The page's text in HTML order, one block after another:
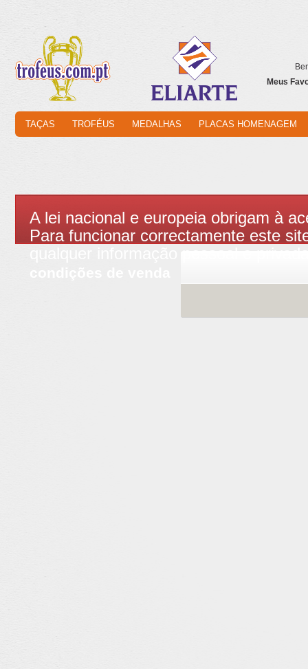
Meus
TAÇAS TROFÉUS MEDALHAS PLACAS HOMENAGEM
A lei nacional e europeia obrigam à
Para funcionar correctamente este